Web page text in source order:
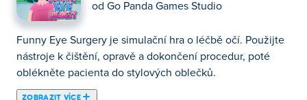
od Go Panda Games Studio
Funny Eye Surgery je simulační hra o léčbě očí. Použijte
nástroje k čištění, opravě a dokončení procedur, poté
oblékněte pacienta do stylových oblečků.
ZOBRAZIT VÍCE